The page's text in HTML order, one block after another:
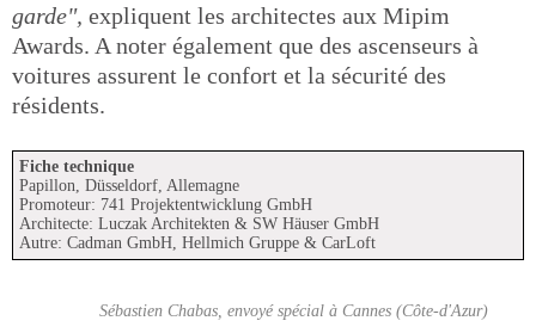
garde", expliquent les architectes aux Mipim
Awards. A noter également que des ascenseurs à
voitures assurent le confort et la sécurité des
résidents.
Fiche technique
Papillon, Düsseldorf, Allemagne
Promoteur: 741 Projektentwicklung GmbH
Architecte: Luczak Architekten & SW Häuser GmbH
Autre: Cadman GmbH, Hellmich Gruppe & CarLoft
Sébastien Chabas, envoyé spécial à Cannes (Côte-d'Azur)